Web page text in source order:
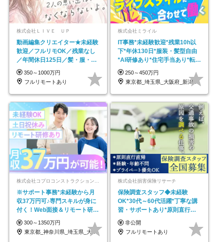
株式会社ＬＩＶＥ ＵＰ
動画編集クリエイター★未経験
歓迎／フルリモOK／残業なし
／年間休日125日／髪・服・ネ
イル自由／研修充実で安心
350～1000万円
フルリモートあり
株式会社ミライル
IT事務*未経験歓迎*残業10h以
下*年休130日*服装・髪型自由
*AI研修あり*住宅手当あり*転勤
なし
250～450万円
東京都_埼玉県_大阪府_新潟県_福岡県
※サポート事務*未経験から月
収37万円可♪専門スキルが身に
付く！Web面接＆リモート研修
も充実♪/a
300～1350万円
東京都_神奈川県_埼玉県_大阪府_愛知県…
株式会社損害保険リサーチ
保険調査スタッフ◆未経験
OK*30代～60代活躍*丁寧な講
習・サポートあり*原則直行直
帰／全国募集・業務委託
非公開
フルリモートあり